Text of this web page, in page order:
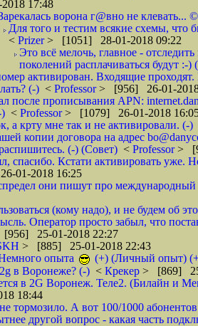
17:48
ворона г@вно не клевать...
Для того и тестим всякие схемы, что
< Prizer> [1051] 28-01-2018 09:22
Это всё мелочь, главное -
поколений расплачиваться будут :-)
активирован. Входящие проходят.
(-) < Professor> [956] 26-01-
после прописывания APN:
< Professor> [1079] 26-01-2018
а крту мне так и не активировали. (-)
копии договора на адрес
(-) (Совет) < Professor>
спасибо. Кстати активировать уже.
01-2018 16:25
они пишут про
(кому надо), и не будем об
Оператор просто забыл, что
25-01-2018 22:27
> [885] 25-01-2018 22:43
опыта
(+) (Личный опыт)
в Воронеже? (-) < Крекер > [869]
в 2G Воронеж. Теле2. (Билайн и
18:44
тормозило. А вот 100/1000
другой вопрос - какая часть